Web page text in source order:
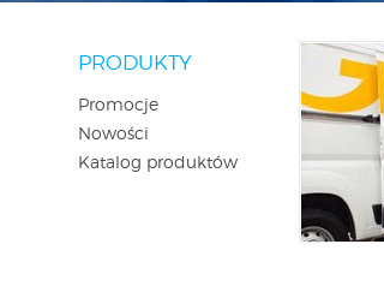
PRODUKTY
Promocje
Nowości
Katalog produktów